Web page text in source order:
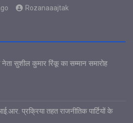
Rozanaaajtak
नेता सुशील कुमार रिंकू का सम्मान समारोह
प्रक्रिया तहत राजनीतिक पार्टियों के